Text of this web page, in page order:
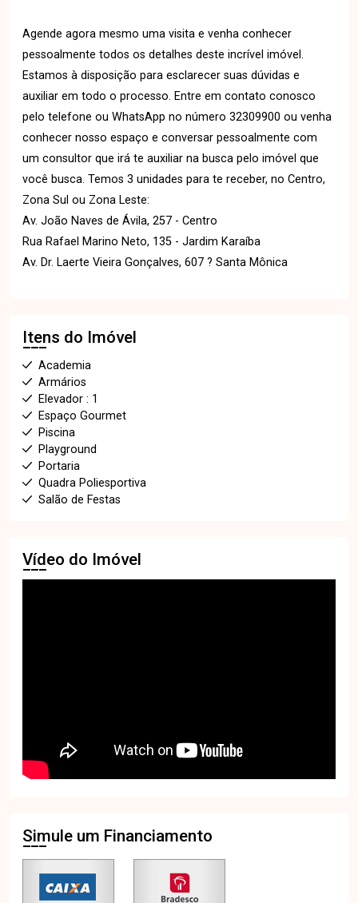
Agende agora mesmo uma visita e venha conhecer
pessoalmente todos os detalhes deste incrível imóvel.
Estamos à disposição para esclarecer suas dúvidas e
auxiliar em todo o processo. Entre em contato conosco
pelo telefone ou WhatsApp no número 32309900 ou venha
conhecer nosso espaço e conversar pessoalmente com
um consultor que irá te auxiliar na busca pelo imóvel que
você busca. Temos 3 unidades para te receber, no Centro,
Zona Sul ou Zona Leste:
Av. João Naves de Ávila, 257 - Centro
Rua Rafael Marino Neto, 135 - Jardim Karaíba
Av. Dr. Laerte Vieira Gonçalves, 607 ? Santa Mônica
Itens do Imóvel
Academia
Armários
Elevador : 1
Espaço Gourmet
Piscina
Playground
Portaria
Quadra Poliesportiva
Salão de Festas
Vídeo do Imóvel
Simule um Financiamento